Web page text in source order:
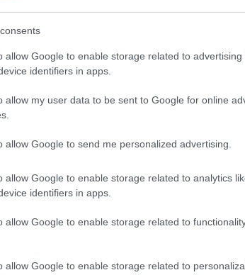
allow Google to enable storage related to advertising
identifiers in apps.
allow my user data to be sent to Google for online
allow Google to send me personalized advertising.
allow Google to enable storage related to analytics
identifiers in apps.
allow Google to enable storage related to
allow Google to enable storage related to
amiről sokan